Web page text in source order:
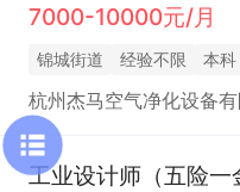
7000-10000元/月
锦城街道 经验不限 本科
杭州杰马空气净化设备有
工业设计师（五险一